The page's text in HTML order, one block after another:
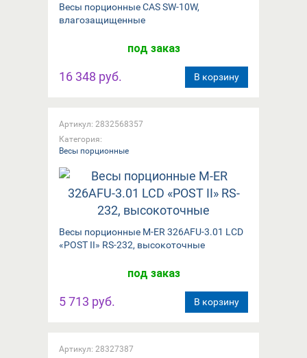
Весы порционные CAS SW-10W,
влагозащищенные
под заказ
16 348 руб. В корзину
Артикул: 2832568357
Категория:
Весы порционные
Весы порционные M-ER 326AFU-3.01 LCD
«POST II» RS-232, высокоточные
под заказ
5 713 руб. В корзину
Артикул: 28327387